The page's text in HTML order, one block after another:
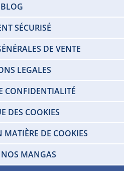
BLOG
SÉCURISÉ
DE VENTE
LEGALES
CONFIDENTIALITÉ
DES COOKIES
MATIÈRE DE COOKIES
MANGAS